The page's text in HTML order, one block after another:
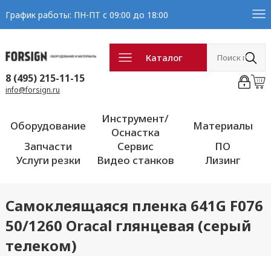
График работы: ПН-ПТ с 09:00 до 18:00
Каталог
8 (495) 215-11-15
info@forsign.ru
Оборудование
Инструмент/
Оснастка
Материалы
Запчасти
Сервис
ПО
Услуги резки
Видео станков Лизинг
Самоклеящаяся пленка 641G F076
50/1260 Oracal глянцевая (серый
телеком)